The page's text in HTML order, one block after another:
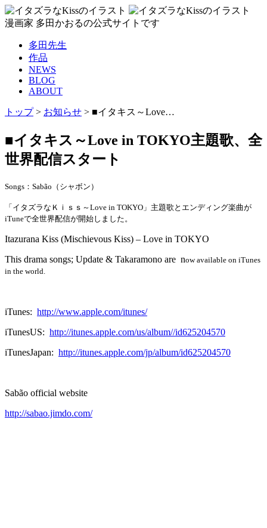
漫画家 多田かおるの公式サイトです
多田先生
作品
NEWS
BLOG
ABOUT
トップ> お知らせ > ■イタキス～Love…
■イタキス～Love in TOKYO主題歌、全
世界配信スタート
Songs：Sabão（シャボン）
「イタズラなＫｉｓｓ～Love in TOKYO」主題歌とエンディング楽曲が
iTuneで全世界配信が開始しました。
Itazurana Kiss (Mischievous Kiss) – Love in TOKYO
This drama songs; Update & Takaramono are now available on iTunes
in the world.
iTunes: http://www.apple.com/itunes/
iTunesUS: http://itunes.apple.com/us/album//id625204570
iTunesJapan: http://itunes.apple.com/jp/album/id625204570
Sabão official website
http://sabao.jimdo.com/